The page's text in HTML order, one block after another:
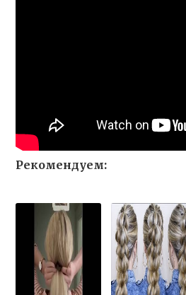
Рекомендуем: